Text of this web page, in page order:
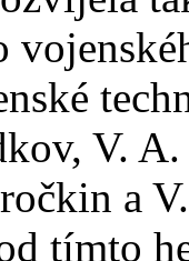
V.
a
tímto